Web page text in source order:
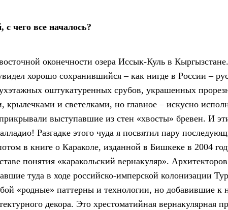
чего все началось?
оконечности озера Иссык-Куль в
хорошо сохранившийся – как нигде в России –
оштукатуренных срубов, украшенных
крылечками и светелками, но главное – искусно
выступавшие из стен «хвосты» бревен. И
Разгадке этого чуда я посвятил пару
в книге о Караколе, изданной в Бишкеке в 2004
понятия «каракольский вернакуляр».
туда в ходе российско-имперской колонизации
«родные» паттерны и технологии, но добавившие к
декора. Это хрестоматийная вернакулярная